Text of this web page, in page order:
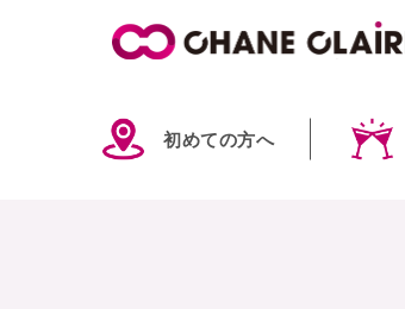
初めての方へ